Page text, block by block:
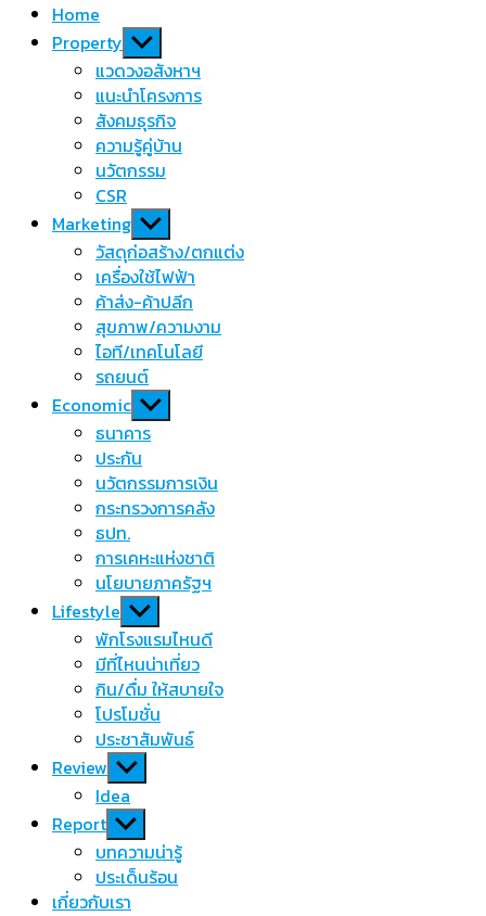
Home
Property Show
sub
menu
แวดวงอสังหาฯ
แนะนำโครงการ
สังคมธุรกิจ
ความรู้คู่บ้าน
นวัตกรรม
CSR
Marketing Show
sub
menu
วัสดุก่อสร้าง/ตกแต่ง
เครื่องใช้ไฟฟ้า
ค้าส่ง-ค้าปลีก
สุขภาพ/ความงาม
ไอที/เทคโนโลยี
รถยนต์
Economic Show
sub
menu
ธนาคาร
ประกัน
นวัตกรรมการเงิน
กระทรวงการคลัง
ธปท.
การเคหะแห่งชาติ
นโยบายภาครัฐฯ
Lifestyle Show
sub
menu
พักโรงแรมไหนดี
มีที่ไหนน่าเที่ยว
กิน/ดื่ม ให้สบายใจ
โปรโมชั่น
ประชาสัมพันธ์
Review Show
sub
menu
Idea
Report Show
sub
menu
บทความน่ารู้
ประเด็นร้อน
เกี่ยวกับเรา